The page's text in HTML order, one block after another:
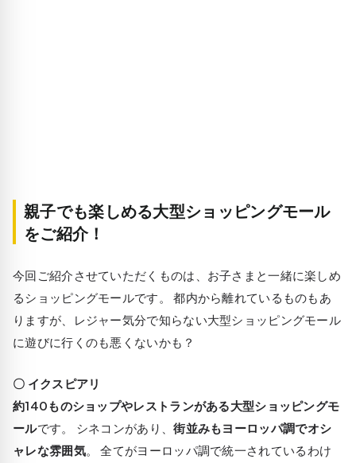
親子でも楽しめる大型ショッピングモール
をご紹介！
今回ご紹介させていただくものは、お子さまと一緒に楽しめ
るショッピングモールです。 都内から離れているものもあ
りますが、レジャー気分で知らない大型ショッピングモール
に遊びに行くのも悪くないかも？
〇 イクスピアリ
約140ものショップやレストランがある大型ショッピングモ
ールです。 シネコンがあり、街並みもヨーロッパ調でオシ
ャレな雰囲気。 全てがヨーロッパ調で統一されているわけ